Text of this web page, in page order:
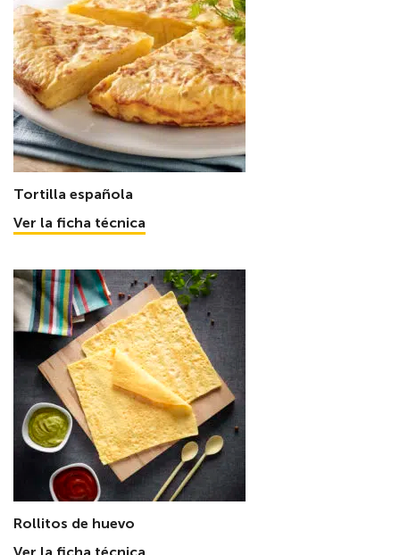
Tortilla española
Ver la ficha técnica
Rollitos de huevo